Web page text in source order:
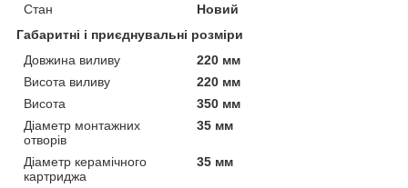
Стан
Новий
Габаритні і приєднувальні розміри
Довжина виливу
220 мм
Висота виливу
220 мм
Висота
350 мм
Діаметр монтажних
отворів
35 мм
Діаметр керамічного
картриджа
35 мм